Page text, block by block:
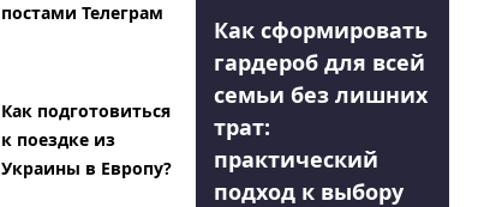
постами Телеграм
Как подготовиться
к поездке из
Украины в Европу?
Как сформировать
гардероб для всей
семьи без лишних
трат:
практический
подход к выбору